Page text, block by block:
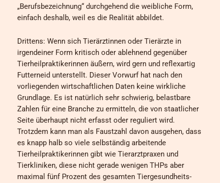
„Berufsbezeichnung“ durchgehend die weibliche Form,
einfach deshalb, weil es die Realität abbildet.
Drittens: Wenn sich Tierärztinnen oder Tierärzte in
irgendeiner Form kritisch oder ablehnend gegenüber
Tierheilpraktikerinnen äußern, wird gern und reflexartig
Futterneid unterstellt. Dieser Vorwurf hat nach den
vorliegenden wirtschaftlichen Daten keine wirkliche
Grundlage. Es ist natürlich sehr schwierig, belastbare
Zahlen für eine Branche zu ermitteln, die von staatlicher
Seite überhaupt nicht erfasst oder reguliert wird.
Trotzdem kann man als Faustzahl davon ausgehen, dass
es knapp halb so viele selbständig arbeitende
Tierheilpraktikerinnen gibt wie Tierarztpraxen und
Tierkliniken, diese nicht gerade wenigen THPs aber
maximal fünf Prozent des gesamten Tiergesundheits-